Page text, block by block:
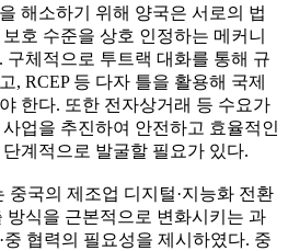
해소하기 위해 양국은 서로의 법
호 수준을 상호 인정하는 메커니
구체적으로 투트랙 대화를 통해 규
, RCEP 등 다자 틀을 활용해 국제
한다. 또한 전자상거래 등 수요가
업을 추진하여 안전하고 효율적인
계적으로 발굴할 필요가 있다.
중국의 제조업 디지털·지능화 전환
방식을 근본적으로 변화시키는 과
중 협력의 필요성을 제시하였다. 중